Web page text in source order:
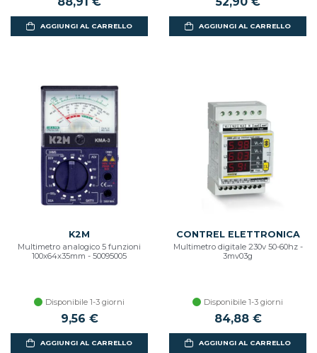
AGGIUNGI AL CARRELLO AGGIUNGI AL CARRELLO
K2M
Multimetro analogico 5 funzioni
100x64x35mm - 50095005
Disponibile 1-3 giorni
9,56 €
AGGIUNGI AL CARRELLO
CONTREL ELETTRONICA
Multimetro digitale 230v 50-60hz -
3mv03g
Disponibile 1-3 giorni
84,88 €
AGGIUNGI AL CARRELLO